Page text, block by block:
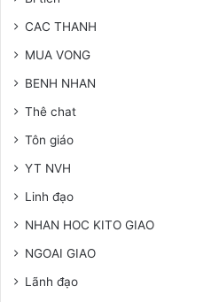
CAC THANH
MUA VONG
BENH NHAN
Thê chat
Tôn giáo
YT NVH
Linh đạo
NHAN HOC KITO GIAO
NGOAI GIAO
Lãnh đạo